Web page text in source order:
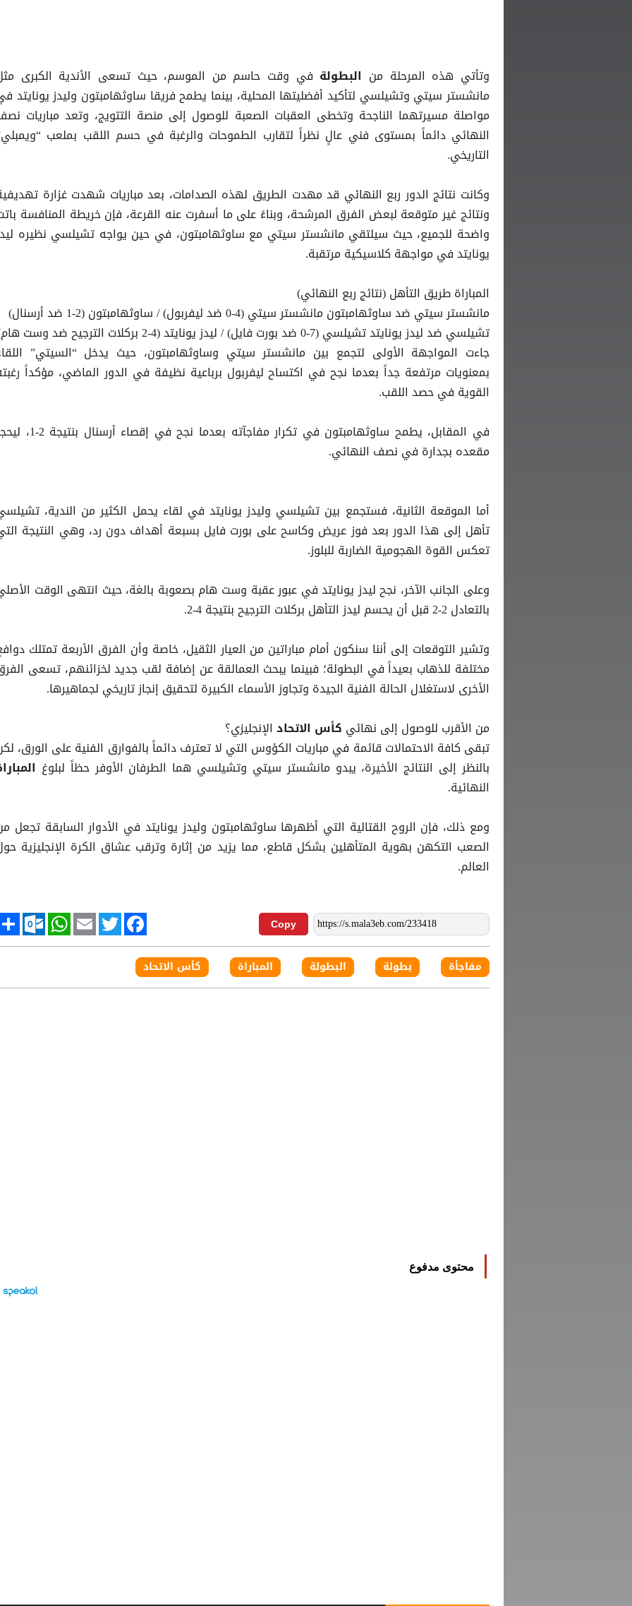
وتأتي هذه المرحلة من البطولة في وقت حاسم من الموسم، حيث تسعى الأندية الكبرى
مانشستر سيتي وتشيلسي لتأكيد أفضليتها المحلية، بينما يطمح فريقا ساوثهامبتون وليدز يونايتد
مواصلة مسيرتهما الناجحة وتخطى العقبات الصعبة للوصول إلى منصة التتويج، وتعد مباريات
النهائي دائماً بمستوى فني عالٍ نظراً لتقارب الطموحات والرغبة في حسم اللقب بملعب
التاريخي.
وكانت نتائج الدور ربع النهائي قد مهدت الطريق لهذه الصدامات، بعد مباريات شهدت غزارة
ونتائج غير متوقعة لبعض الفرق المرشحة، وبناءً على ما أسفرت عنه القرعة، فإن خريطة المنافسة
واضحة للجميع، حيث سيلتقي مانشستر سيتي مع ساوثهامبتون، في حين يواجه تشيلسي نظيره
يونايتد في مواجهة كلاسيكية مرتقبة.
المباراة طريق التأهل (نتائج ربع النهائي)
مانشستر سيتي ضد ساوثهامبتون مانشستر سيتي (4-0 ضد ليفربول) / ساوثهامبتون (2-1 ضد أرسنال)
تشيلسي ضد ليدز يونايتد تشيلسي (7-0 ضد بورت فايل) / ليدز يونايتد (4-2 بركلات الترجيح ضد وست هام)
جاءت المواجهة الأولى لتجمع بين مانشستر سيتي وساوثهامبتون، حيث يدخل “السيتي”
بمعنويات مرتفعة جداً بعدما نجح في اكتساح ليفربول برباعية نظيفة في الدور الماضي، مؤكداً
القوية في حصد اللقب.
في المقابل، يطمح ساوثهامبتون في تكرار مفاجآته بعدما نجح في إقصاء
مقعده بجدارة في نصف النهائي.
أما الموقعة الثانية، فستجمع بين تشيلسي وليدز يونايتد في لقاء يحمل الكثير من الندية،
تأهل إلى هذا الدور بعد فوز عريض وكاسح على بورت فايل بسبعة أهداف دون رد، وهي النتيجة
تعكس القوة الهجومية الضاربة للبلوز.
وعلى الجانب الآخر، نجح ليدز يونايتد في عبور عقبة وست هام بصعوبة بالغة، حيث انتهى الوقت
بالتعادل 2-2 قبل أن يحسم ليدز التأهل بركلات الترجيح بنتيجة 4-2.
وتشير التوقعات إلى أننا سنكون أمام مباراتين من العيار الثقيل، خاصة وأن الفرق الأربعة تمتلك
مختلفة للذهاب بعيداً في البطولة؛ فبينما يبحث العمالقة عن إضافة لقب جديد لخزائنهم، تسعى
الأخرى لاستغلال الحالة الفنية الجيدة وتجاوز الأسماء الكبيرة لتحقيق إنجاز تاريخي لجماهيرها.
من الأقرب للوصول إلى نهائي كأس الاتحاد الإنجليزي؟
تبقى كافة الاحتمالات قائمة في مباريات الكؤوس التي لا تعترف دائماً بالفوارق الفنية على الورق،
بالنظر إلى النتائج الأخيرة، يبدو مانشستر سيتي وتشيلسي هما الطرفان الأوفر حظاً لبلوغ
النهائية.
ومع ذلك، فإن الروح القتالية التي أظهرها ساوثهامبتون وليدز يونايتد في الأدوار السابقة تجعل
الصعب التكهن بهوية المتأهلين بشكل قاطع، مما يزيد من إثارة وترقب عشاق الكرة الإنجليزية
العالم.
Copy
Facebook
Twitter
Email
WhatsApp
مفاجأة بطولة البطولة المباراة كأس الاتحاد
محتوى مدفوع